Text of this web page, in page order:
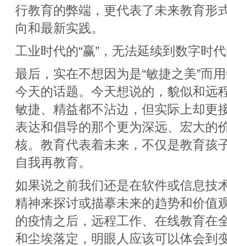
行教育的弊端，更代表了未来教育形
向和最新实践。
工业时代的“赢”，无法延续到数字时代
最后，实在不想因为是“敏捷之美”而
今天的话题。今天想说的，貌似和远
敏捷、精益都不沾边，但实际上却更
表达和倡导的那个更为深远、宏大的
核。教育代表着未来，不仅是教育孩
自我再教育。
如果说之前我们还是在软件或信息技
精神来探讨或描摹未来的趋势和价值
的疫情之后，远程工作、在线教育在
和尘埃落定，明眼人应该可以体会到